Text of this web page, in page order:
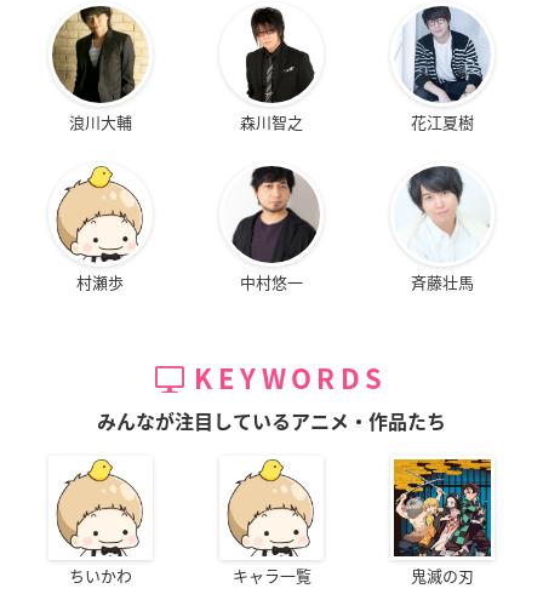
浪川大輔 森川智之 花江夏樹
村瀬歩 中村悠一 斉藤壮馬
KEYWORDS
みんなが注目しているアニメ・作品たち
ちいかわ キャラ一覧 鬼滅の刃